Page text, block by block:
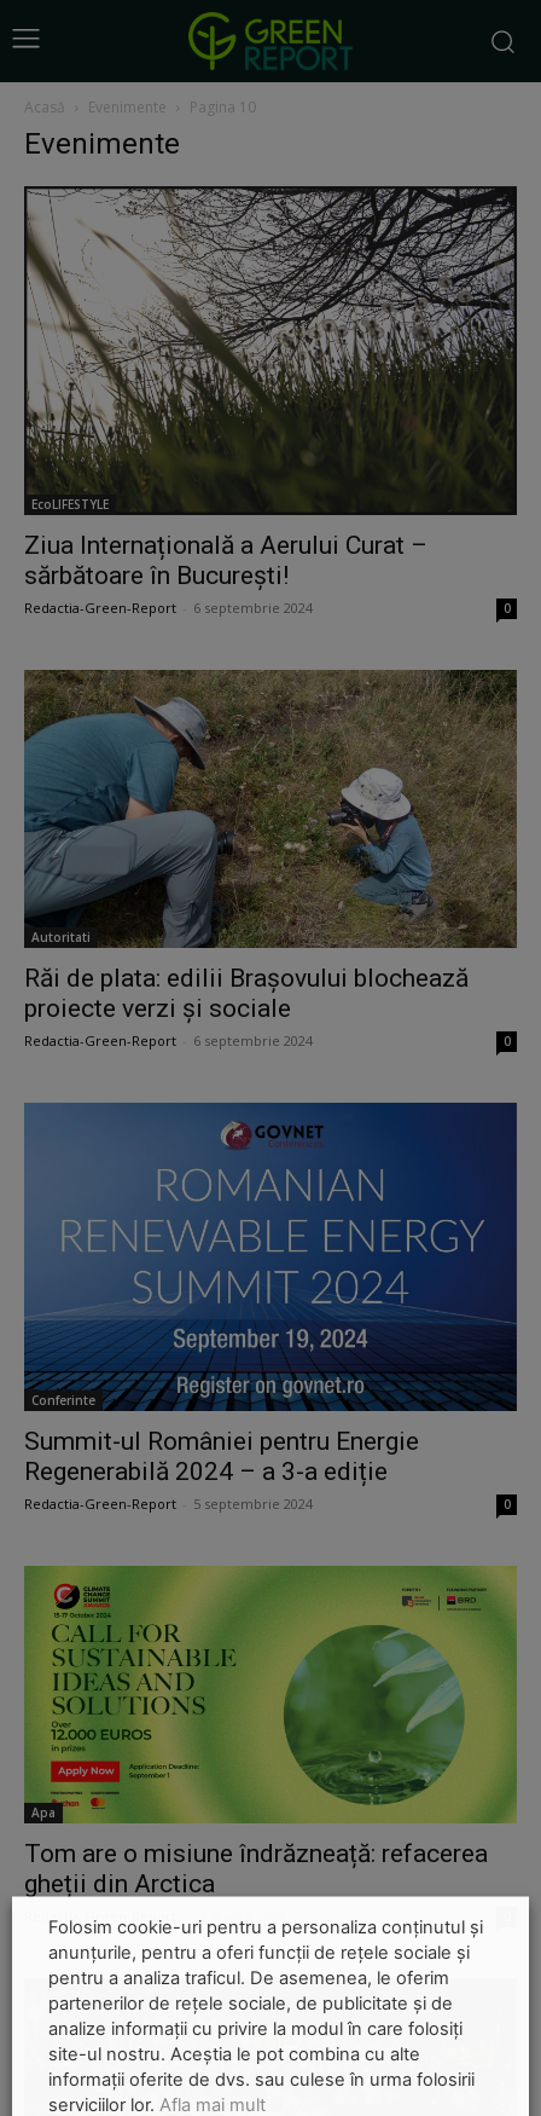
Acasă Evenimente Pagina 10
Evenimente
EcoLIFESTYLE
Ziua Internațională a Aerului Curat –
sărbătoare în București!
Redactia-Green-Report 6 septembrie 2024 0
Autoritati
Răi de plata: edilii Brașovului blochează
proiecte verzi și sociale
Redactia-Green-Report 6 septembrie 2024 0
Conferinte
Summit-ul României pentru Energie
Regenerabilă 2024 – a 3-a ediție
Redactia-Green-Report 5 septembrie 2024 0
Apa
Tom are o misiune îndrăzneață: refacerea
gheții din Arctica
Redactia-Green-Report 22 august 2024
Folosim cookie-uri pentru a personaliza conținutul și
anunțurile, pentru a oferi funcții de rețele sociale și
pentru a analiza traficul. De asemenea, le oferim
partenerilor de rețele sociale, de publicitate și de
analize informații cu privire la modul în care folosiți
site-ul nostru. Aceștia le pot combina cu alte
informații oferite de dvs. sau culese în urma folosirii
serviciilor lor. Afla mai mult